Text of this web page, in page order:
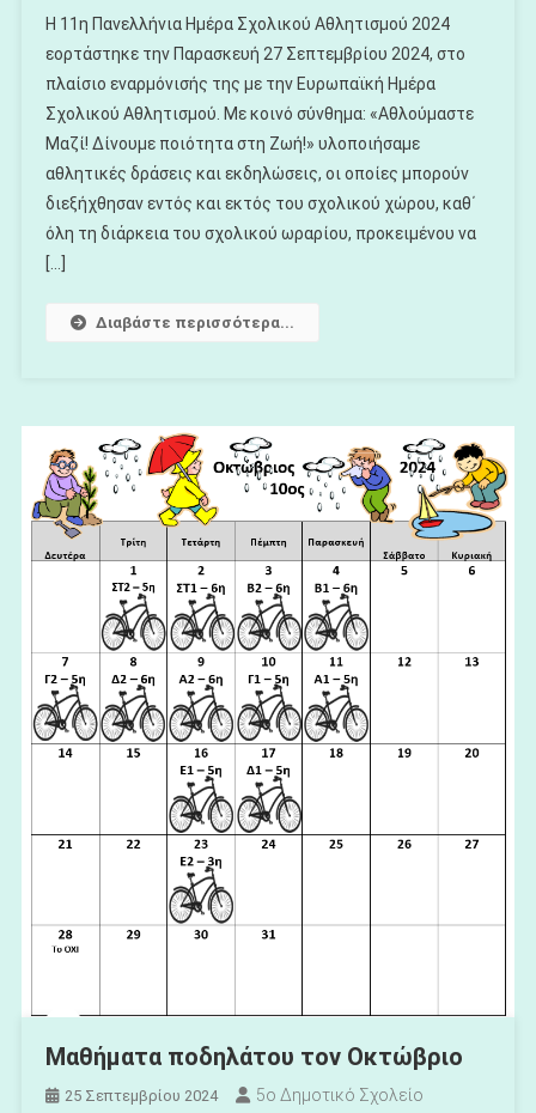
Πανελλήνια
Σχολικού
2024
Η 11η Πανελλήνια Ημέρα Σχολικού Αθλητισμού 2024
εορτάστηκε την Παρασκευή 27 Σεπτεμβρίου 2024, στο
πλαίσιο εναρμόνισής της με την Ευρωπαϊκή Ημέρα
Σχολικού Αθλητισμού. Με κοινό σύνθημα: «Αθλούμαστε
Μαζί! Δίνουμε ποιότητα στη Ζωή!» υλοποιήσαμε
αθλητικές δράσεις και εκδηλώσεις, οι οποίες μπορούν
διεξήχθησαν εντός και εκτός του σχολικού χώρου, καθ΄
όλη τη διάρκεια του σχολικού ωραρίου, προκειμένου να
[…]
Διαβάστε περισσότερα...
Μαθήματα ποδηλάτου τον Οκτώβριο
25 Σεπτεμβρίου 2024
5ο Δημοτικό Σχολείο